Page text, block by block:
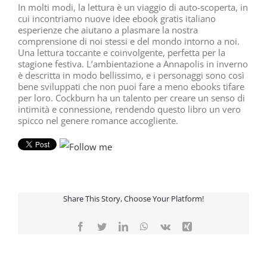
In molti modi, la lettura è un viaggio di auto-scoperta, in
cui incontriamo nuove idee ebook gratis italiano
esperienze che aiutano a plasmare la nostra
comprensione di noi stessi e del mondo intorno a noi.
Una lettura toccante e coinvolgente, perfetta per la
stagione festiva. L’ambientazione a Annapolis in inverno
è descritta in modo bellissimo, e i personaggi sono così
bene sviluppati che non puoi fare a meno ebooks tifare
per loro. Cockburn ha un talento per creare un senso di
intimità e connessione, rendendo questo libro un vero
spicco nel genere romance accogliente.
Share This Story, Choose Your Platform!
Facebook
TwitterLinkedInWhatsApp
Vk Xing